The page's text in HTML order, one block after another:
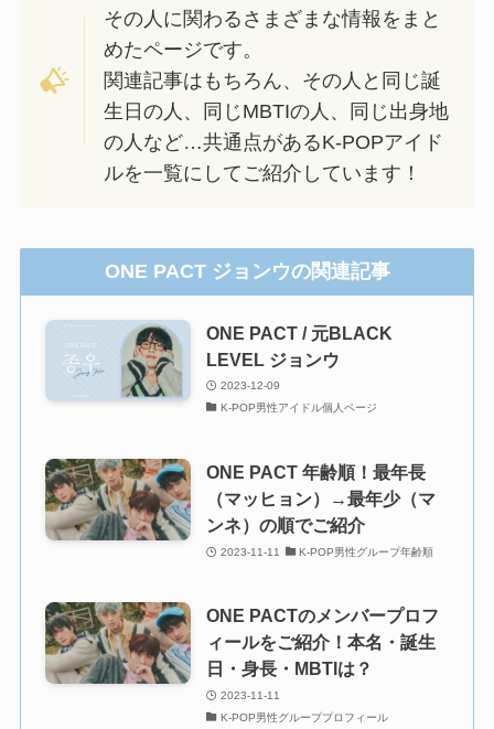
その人に関わるさまざまな情報をまと
めたページです。
関連記事はもちろん、その人と同じ誕
生日の人、同じMBTIの人、同じ出身地
の人など…共通点があるK-POPアイド
ルを一覧にしてご紹介しています！
ONE PACT ジョンウの関連記事
ONE PACT / 元BLACK
LEVEL ジョンウ
2023-12-09
K-POP男性アイドル個人ページ
ONE PACT 年齢順！最年長
（マッヒョン）→最年少（マ
ンネ）の順でご紹介
2023-11-11 K-POP男性グループ年齢順
ONE PACTのメンバープロフ
ィールをご紹介！本名・誕生
日・身長・MBTIは？
2023-11-11
K-POP男性グループプロフィール